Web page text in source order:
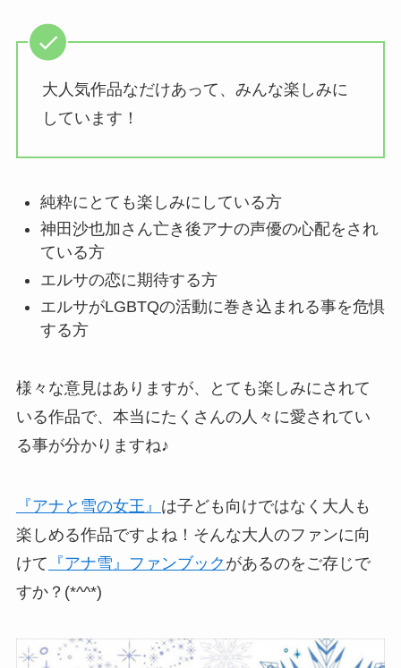
大人気作品なだけあって、みんな楽しみに
しています！
純粋にとても楽しみにしている方
神田沙也加さん亡き後アナの声優の心配をされ
ている方
エルサの恋に期待する方
エルサがLGBTQの活動に巻き込まれる事を危惧
する方
様々な意見はありますが、とても楽しみにされて
いる作品で、本当にたくさんの人々に愛されてい
る事が分かりますね♪
『アナと雪の女王』 は子ども向けではなく大人も
楽しめる作品ですよね！そんな大人のファンに向
けて 『アナ雪』ファンブック があるのをご存じで
すか？(*^^*)